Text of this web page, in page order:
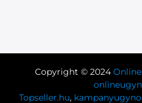
Copyright © 2024
Topseller.hu,